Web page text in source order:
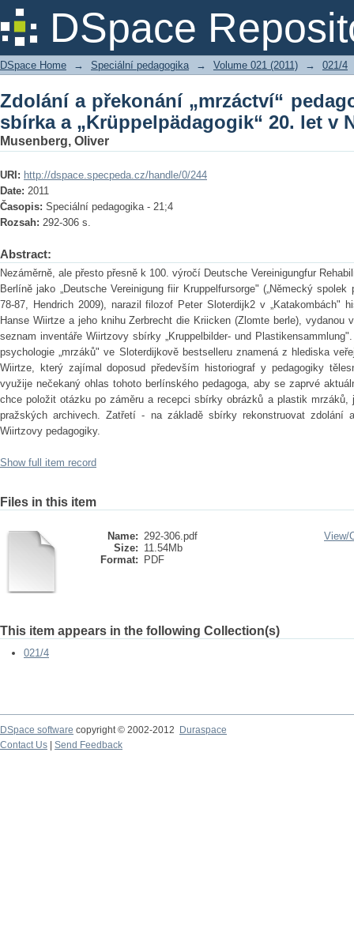
DSpace
Zdolání a překonání
„Krüppelpädagogik“ 20. let v Německu
DSpace Home → Speciální pedagogika → Volume 021 (2011) → 021/4
Zdolání a překonání „mrzáctví“
sbírka a „Krüppelpädagogik“ 20. let v
Musenberg, Oliver
URI: http://dspace.specpeda.cz/handle/0/244
Date: 2011
Časopis: Speciální pedagogika - 21;4
Rozsah: 292-306 s.
Abstract:
Nezáměrně, ale přesto přesně k 100. výročí Deutsche Vereinigungfur
Berlíně jako „Deutsche Vereinigung fiir Kruppelfursorge" („Německý
78-87, Hendrich 2009), narazil filozof Peter Sloterdijk2 v „Katakombách"
Hanse Wiirtze a jeho knihu Zerbrecht die Kriicken (Zlomte berle),
seznam inventáře Wiirtzovy sbírky „Kruppelbilder- und
psychologie „mrzáků" ve Sloterdijkově bestselleru znamená z hlediska
Wiirtze, který zajímal doposud především historiograf y pedagogiky
využije nečekaný ohlas tohoto berlínského pedagoga, aby se zaprvé
chce položit otázku po záměru a recepci sbírky obrázků a plastik
pražských archivech. Zatřetí - na základě sbírky rekonstruovat zdolání
Wiirtzovy pedagogiky.
Show full item record
Files in this item
Name: 292-306.pdf
Size: 11.54Mb
Format:
PDF
View/
This item appears in the following Collection(s)
021/4
DSpace software copyright © 2002-2012
Duraspace
Contact Us
Send Feedback